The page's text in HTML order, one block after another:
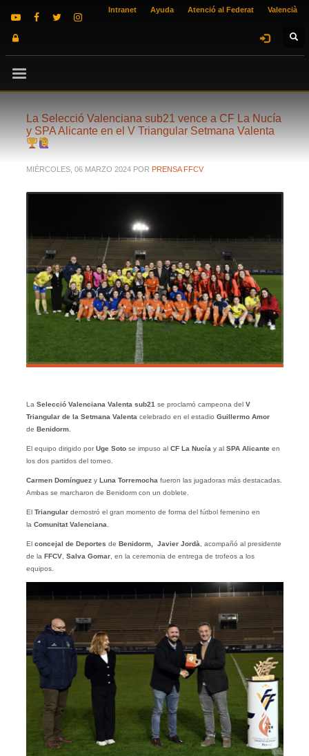
Intranet Ayuda Atenció al Federat Valencià
La Selecció Valenciana sub21 vence a CF La Nucía
y SPA Alicante en el V Triangular Setmana Valenta
MIÉRCOLES, 06 MARZO 2024 POR PRENSA FFCV
La Selecció Valenciana Valenta sub21 se proclamó campeona del V
Triangular de la Setmana Valenta celebrado en el estadio Guillermo Amor
de Benidorm.
El equipo dirigido porUge Sotose impuso al CF La Nucía y alSPA Alicanteen
los dos partidos del torneo.
Carmen Domínguezy Luna Torremocha fueron las jugadoras más destacadas.
Ambas se marcharon de Benidorm con un doblete.
El Triangulardemostró el gran momento de forma del fútbol femenino en
la Comunitat Valenciana
El concejal de Deportes de Benidorm, Javier Jordà , acompañó al presidente
de la FFCV, Salva Gomar, en la ceremonia de entrega de trofeos a los
equipos.